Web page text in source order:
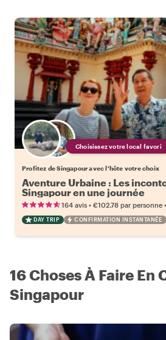
Choisissez votre local favori
Profitez de Singapour avec l'hôte votre choix
Aventure Urbaine : Les
Singapour en une journée
164 avis • €102.78 par personne •
DAY TRIP CONFIRMATION INSTANTANÉE
16 Choses À Faire En
Singapour